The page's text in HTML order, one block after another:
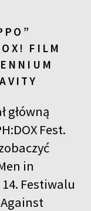
FILM
główną
Fest.
in
Festiwalu